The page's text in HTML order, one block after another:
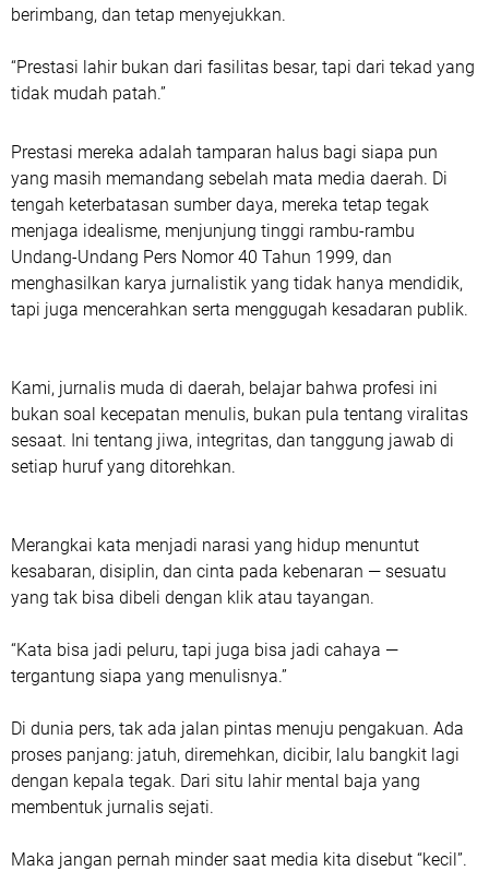
berimbang, dan tetap menyejukkan.
“Prestasi lahir bukan dari fasilitas besar, tapi dari tekad yang
tidak mudah patah.”
Prestasi mereka adalah tamparan halus bagi siapa pun
yang masih memandang sebelah mata media daerah. Di
tengah keterbatasan sumber daya, mereka tetap tegak
menjaga idealisme, menjunjung tinggi rambu-rambu
Undang-Undang Pers Nomor 40 Tahun 1999, dan
menghasilkan karya jurnalistik yang tidak hanya mendidik,
tapi juga mencerahkan serta menggugah kesadaran publik.
Kami, jurnalis muda di daerah, belajar bahwa profesi ini
bukan soal kecepatan menulis, bukan pula tentang viralitas
sesaat. Ini tentang jiwa, integritas, dan tanggung jawab di
setiap huruf yang ditorehkan.
Merangkai kata menjadi narasi yang hidup menuntut
kesabaran, disiplin, dan cinta pada kebenaran — sesuatu
yang tak bisa dibeli dengan klik atau tayangan.
“Kata bisa jadi peluru, tapi juga bisa jadi cahaya —
tergantung siapa yang menulisnya.”
Di dunia pers, tak ada jalan pintas menuju pengakuan. Ada
proses panjang: jatuh, diremehkan, dicibir, lalu bangkit lagi
dengan kepala tegak. Dari situ lahir mental baja yang
membentuk jurnalis sejati.
Maka jangan pernah minder saat media kita disebut “kecil”.